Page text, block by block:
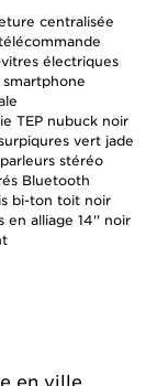
centralisée
électriques
smartphone
TEP nubuck noir
vert jade
stéréo
Bluetooth
bi-ton toit noir
en alliage 14'' noir
en ville